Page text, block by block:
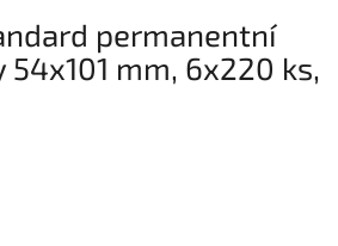
permanentní
mm, 6x220 ks,